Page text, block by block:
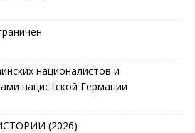
националистов и
нацистской Германии
(2026)